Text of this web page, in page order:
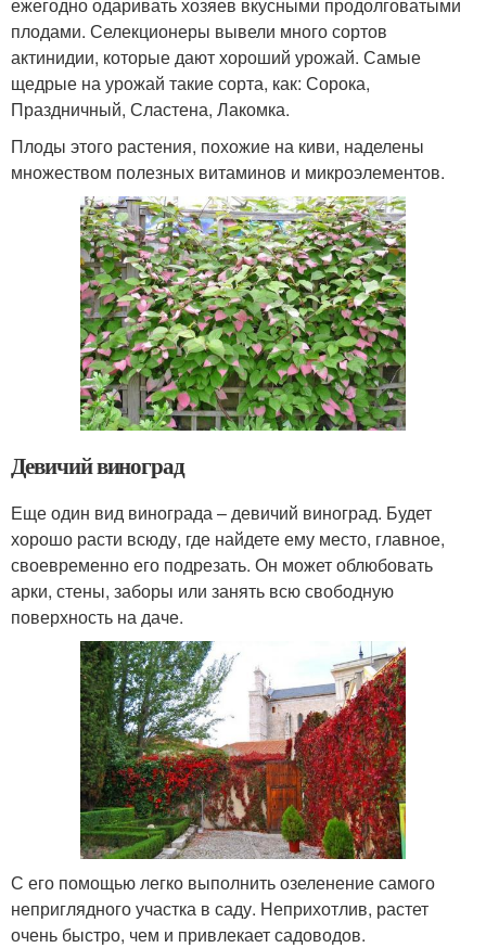
плодами. Селекционеры вывели много сортов
актинидии, которые дают хороший урожай. Самые
щедрые на урожай такие сорта, как: Сорока,
Праздничный, Сластена, Лакомка.
Плоды этого растения, похожие на киви, наделены
множеством полезных витаминов и микроэлементов.
Девичий виноград
Еще один вид винограда – девичий виноград. Будет
хорошо расти всюду, где найдете ему место, главное,
своевременно его подрезать. Он может облюбовать
арки, стены, заборы или занять всю свободную
поверхность на даче.
С его помощью легко выполнить озеленение самого
неприглядного участка в саду. Неприхотлив, растет
очень быстро, чем и привлекает садоводов.